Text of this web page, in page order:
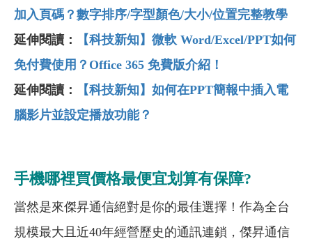
加入頁碼？數字排序/字型顏色/大小/位置完整教學
延伸閱讀：
【科技新知】微軟 Word/Excel/PPT如何
免付費使用？Office 365 免費版介紹！
延伸閱讀：
【科技新知】如何在PPT簡報中插入電
腦影片並設定播放功能？
手機哪裡買價格最便宜划算有保障?
當然是來傑昇通信絕對是你的最佳選擇！作為全台
規模最大且近40年經營歷史的通訊連鎖，傑昇通信